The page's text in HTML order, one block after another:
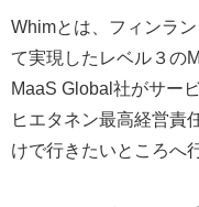
Whimとは、フィンラ
て実現したレベル３の
MaaS Global社がサー
ヒエタネン最高経営責
けで行きたいところへ